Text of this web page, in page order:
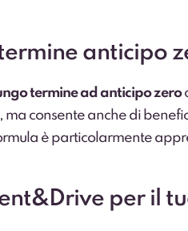
anticipo
termine ad anticipo zero
ma consente anche di
è particolarmente
per il